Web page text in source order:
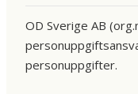
OD Sverige AB
personuppgifter.